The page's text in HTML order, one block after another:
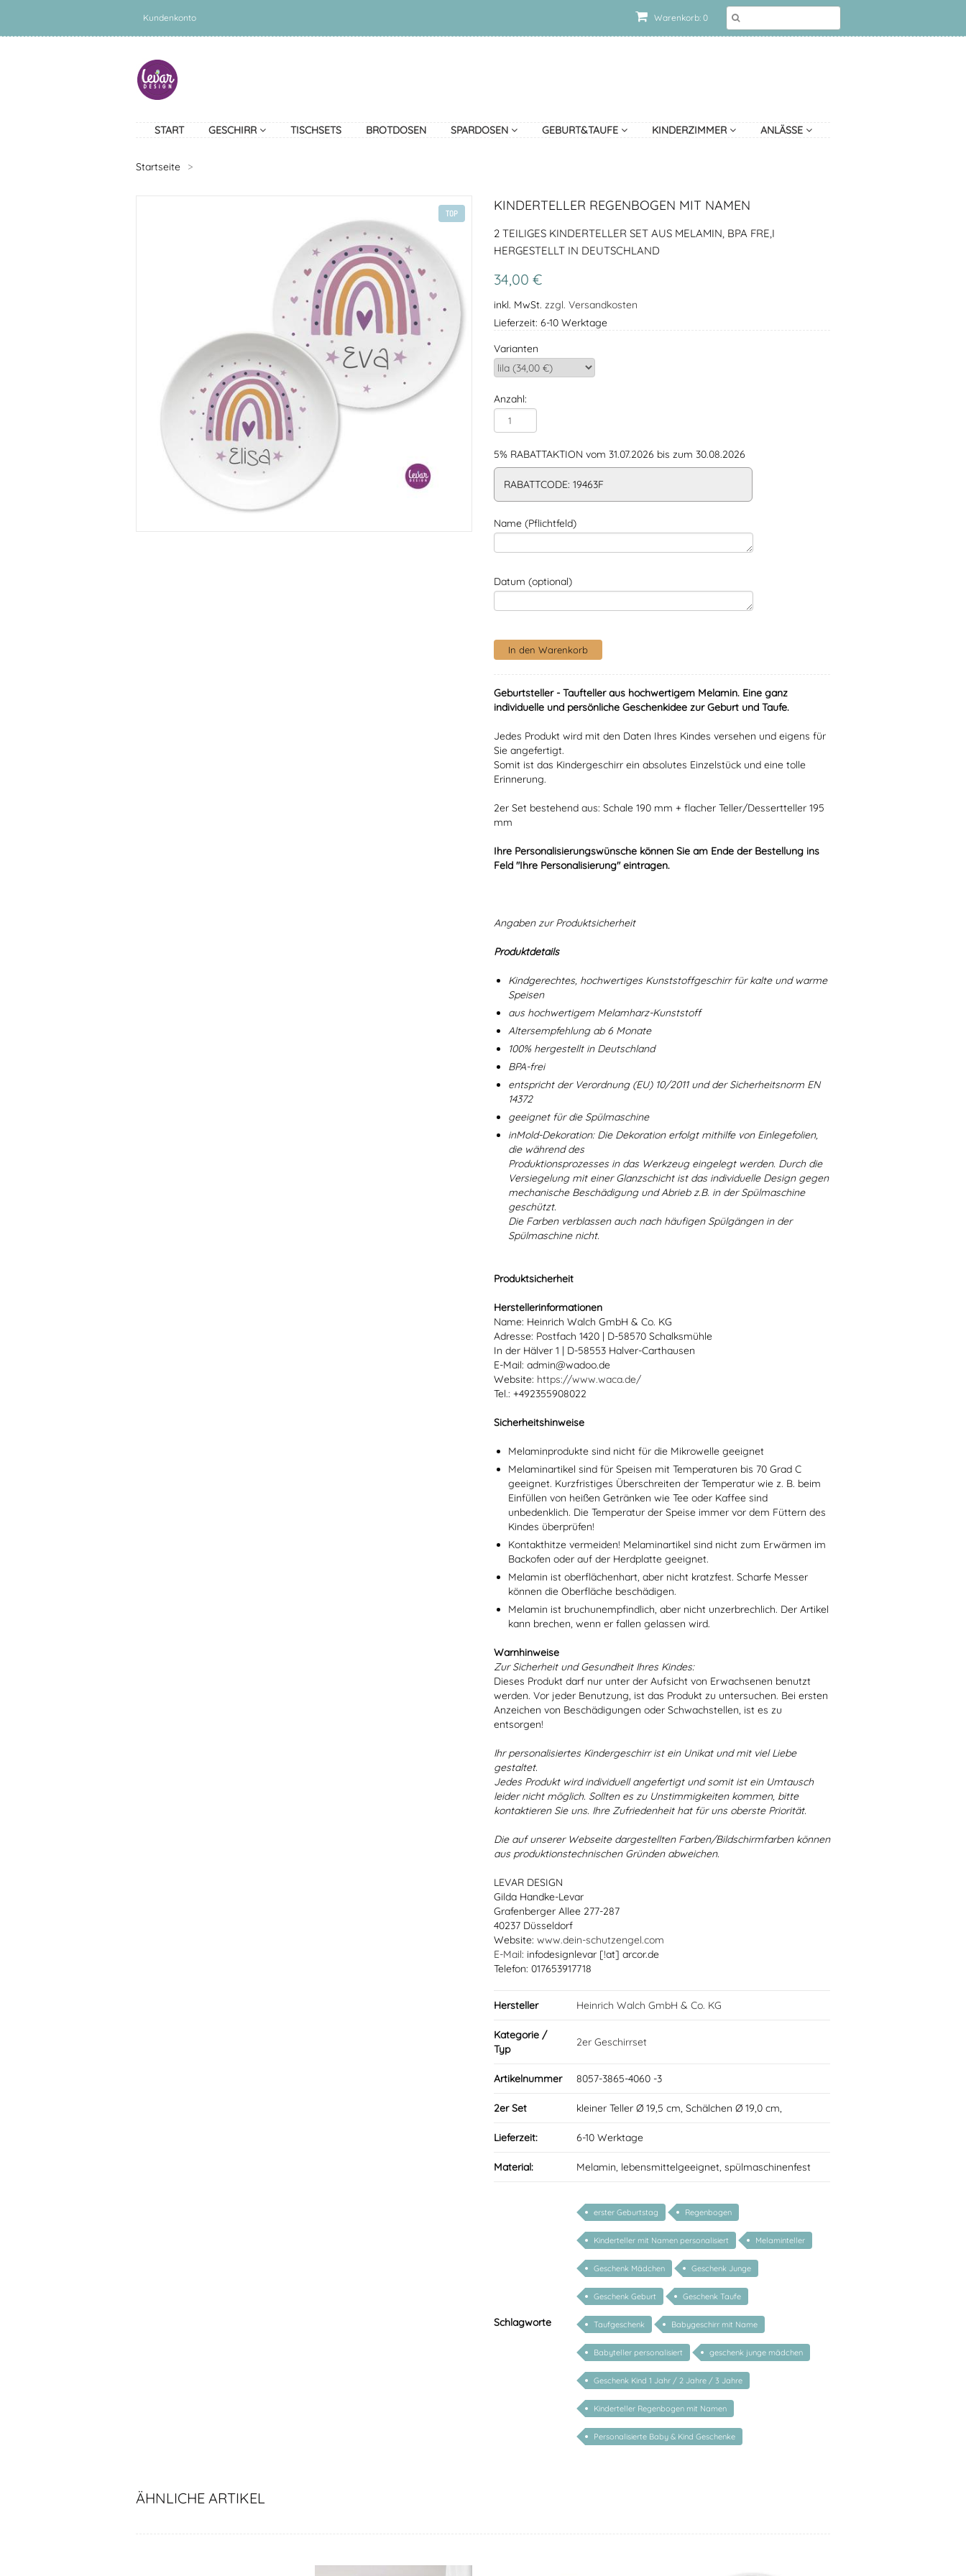
Warenkorb: 0
Kundenkonto
START GESCHIRR TISCHSETS BROTDOSEN SPARDOSEN GEBURT&TAUFE KINDERZIMMER ANLÄSSE
Startseite >
TOP KINDERTELLER REGENBOGEN MIT NAMEN
2 TEILIGES KINDERTELLER SET AUS MELAMIN, BPA FRE,I
HERGESTELLT IN DEUTSCHLAND
34,00 €
inkl. MwSt. zzgl. Versandkosten
Lieferzeit: 6-10 Werktage
Varianten
Anzahl:
5% RABATTAKTION vom 31.07.2026 bis zum 30.08.2026
RABATTCODE: 19463F
Name (Pflichtfeld)
Datum (optional)
Geburtsteller - Taufteller aus hochwertigem Melamin. Eine ganz
individuelle und persönliche Geschenkidee zur Geburt und Taufe.
Jedes Produkt wird mit den Daten Ihres Kindes versehen und eigens für
Sie angefertigt.
Somit ist das Kindergeschirr ein absolutes Einzelstück und eine tolle
Erinnerung.
2er Set bestehend aus: Schale 190 mm + flacher Teller/Dessertteller 195
mm
Ihre Personalisierungswünsche können Sie am Ende der Bestellung ins
Feld "Ihre Personalisierung" eintragen.
Angaben zur Produktsicherheit
Produktdetails
Kindgerechtes, hochwertiges Kunststoffgeschirr für kalte und warme
Speisen
aus hochwertigem Melamharz-Kunststoff
Altersempfehlung ab 6 Monate
100% hergestellt in Deutschland
BPA-frei
entspricht der Verordnung (EU) 10/2011 und der Sicherheitsnorm EN
14372
geeignet für die Spülmaschine
inMold-Dekoration: Die Dekoration erfolgt mithilfe von Einlegefolien,
die während des
Produktionsprozesses in das Werkzeug eingelegt werden. Durch die
Versiegelung mit einer Glanzschicht ist das individuelle Design gegen
mechanische Beschädigung und Abrieb z.B. in der Spülmaschine
geschützt.
Die Farben verblassen auch nach häufigen Spülgängen in der
Spülmaschine nicht.
Produktsicherheit
Herstellerinformationen
Name: Heinrich Walch GmbH & Co. KG
Adresse: Postfach 1420 | D-58570 Schalksmühle
In der Hälver 1 | D-58553 Halver-Carthausen
E-Mail: admin@wadoo.de
Website: https://www.waca.de/
Tel.: +492355908022
Sicherheitshinweise
Melaminprodukte sind nicht für die Mikrowelle geeignet
Melaminartikel sind für Speisen mit Temperaturen bis 70 Grad C
geeignet. Kurzfristiges Überschreiten der Temperatur wie z. B. beim
Einfüllen von heißen Getränken wie Tee oder Kaffee sind
unbedenklich. Die Temperatur der Speise immer vor dem Füttern des
Kindes überprüfen!
Kontakthitze vermeiden! Melaminartikel sind nicht zum Erwärmen im
Backofen oder auf der Herdplatte geeignet.
Melamin ist oberflächenhart, aber nicht kratzfest. Scharfe Messer
können die Oberfläche beschädigen.
Melamin ist bruchunempfindlich, aber nicht unzerbrechlich. Der Artikel
kann brechen, wenn er fallen gelassen wird.
Warnhinweise
Zur Sicherheit und Gesundheit Ihres Kindes:
Dieses Produkt darf nur unter der Aufsicht von Erwachsenen benutzt
werden. Vor jeder Benutzung, ist das Produkt zu untersuchen. Bei ersten
Anzeichen von Beschädigungen oder Schwachstellen, ist es zu
entsorgen!
Ihr personalisiertes Kindergeschirr ist ein Unikat und mit viel Liebe
gestaltet.
Jedes Produkt wird individuell angefertigt und somit ist ein Umtausch
leider nicht möglich. Sollten es zu Unstimmigkeiten kommen, bitte
kontaktieren Sie uns. Ihre Zufriedenheit hat für uns oberste Priorität.
Die auf unserer Webseite dargestellten Farben/Bildschirmfarben können
aus produktionstechnischen Gründen abweichen.
LEVAR DESIGN
Gilda Handke-Levar
Grafenberger Allee 277-287
40237 Düsseldorf
Website: www.dein-schutzengel.com
E-Mail: infodesignlevar [!at] arcor.de
Telefon: 017653917718
Hersteller Heinrich Walch GmbH & Co. KG
Kategorie /
Typ
2er Geschirrset
Artikelnummer 8057-3865-4060 -3
2er Set kleiner Teller Ø 19,5 cm, Schälchen Ø 19,0 cm,
Lieferzeit: 6-10 Werktage
Material: Melamin, lebensmittelgeeignet, spülmaschinenfest
Schlagworte
erster Geburtstag Regenbogen
Kinderteller mit Namen personalisiert Melaminteller
Geschenk Mädchen Geschenk Junge
Geschenk Geburt Geschenk Taufe
Taufgeschenk Babygeschirr mit Name
Babyteller personalisiert geschenk junge mädchen
Geschenk Kind 1 Jahr / 2 Jahre / 3 Jahre
Kinderteller Regenbogen mit Namen
Personalisierte Baby & Kind Geschenke
ÄHNLICHE ARTIKEL